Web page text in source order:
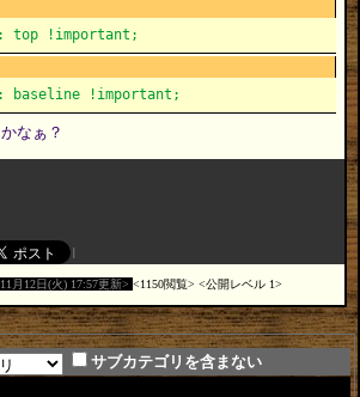
top !important;
!important;
なぁ？
月12日(火) 17:57更新 1150閲覧 公開レベル 1
サブカテゴリを含まない